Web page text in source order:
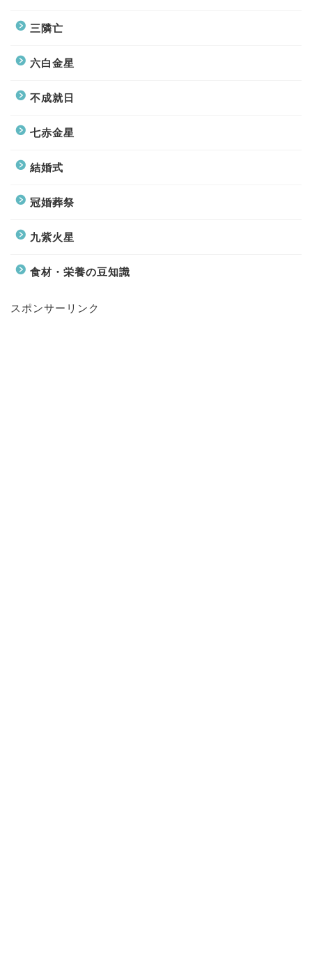
三隣亡
六白金星
不成就日
七赤金星
結婚式
冠婚葬祭
九紫火星
食材・栄養の豆知識
スポンサーリンク